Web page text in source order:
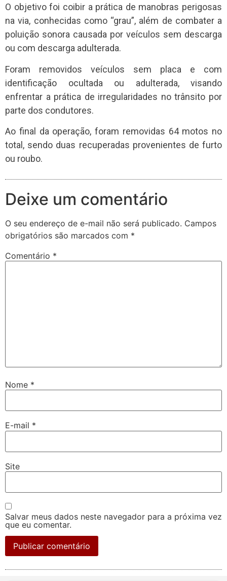
O objetivo foi coibir a prática de manobras perigosas
na via, conhecidas como “grau”, além de combater a
poluição sonora causada por veículos sem descarga
ou com descarga adulterada.
Foram removidos veículos sem placa e com
identificação ocultada ou adulterada, visando
enfrentar a prática de irregularidades no trânsito por
parte dos condutores.
Ao final da operação, foram removidas 64 motos no
total, sendo duas recuperadas provenientes de furto
ou roubo.
Deixe um comentário
O seu endereço de e-mail não será publicado. Campos
obrigatórios são marcados com *
Comentário *
Nome *
E-mail *
Site
Salvar meus dados neste navegador para a próxima vez
que eu comentar.